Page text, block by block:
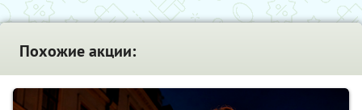
Похожие акции: